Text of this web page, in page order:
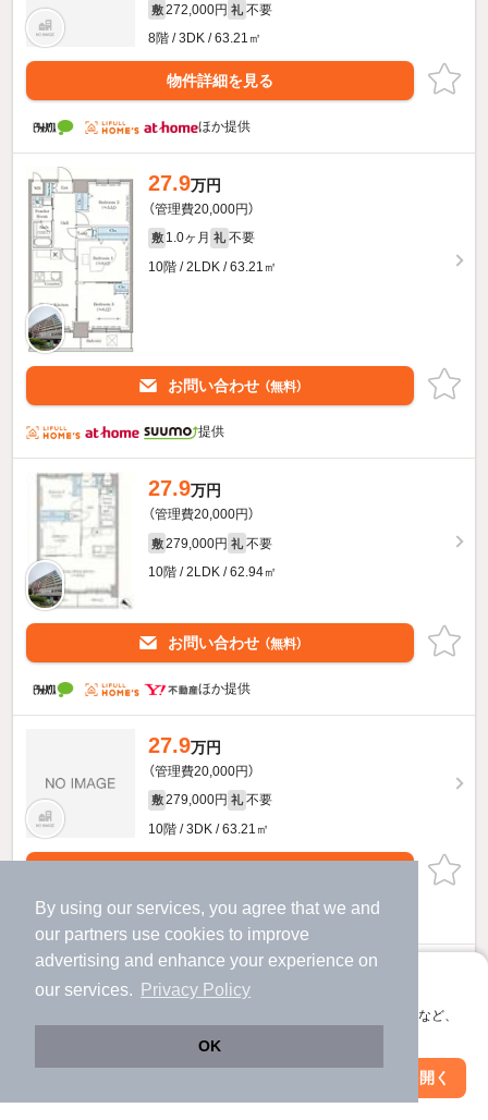
By using our services, you agree that we and
our partners use cookies to improve
advertising and enhance your experience on
our services.
Privacy Policy
OK
アプリに切り替えて、サクサクお部屋探し
会員登録なしですぐ使える。マップ検索やお気に入り保存など、
アプリを開く
敷 272,000円 礼 不要
8階 / 3DK / 63.21㎡
物件詳細を見る
ほか提供
27.9万円
（管理費20,000円）
敷 1.0ヶ月 礼 不要
10階 / 2LDK / 63.21㎡
お問い合わせ （無料）
提供
27.9万円
（管理費20,000円）
敷 279,000円 礼 不要
10階 / 2LDK / 62.94㎡
お問い合わせ （無料）
ほか提供
27.9万円
（管理費20,000円）
敷 279,000円 礼 不要
10階 / 3DK / 63.21㎡
ほか提供
25.4
（管理費20,000円）
敷 1.0ヶ月 礼 不要
物件詳細を見る
絞り込み条件を変更